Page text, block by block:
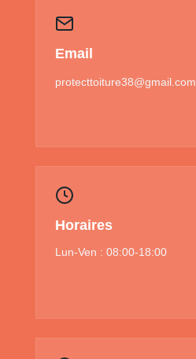
Email
protecttoiture38@gmail.com
Horaires
Lun-Ven : 08:00-18:00